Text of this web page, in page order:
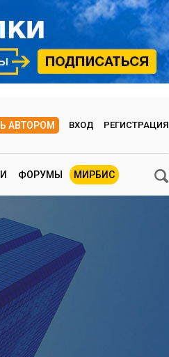
АВТОРОМ ВХОД РЕГИСТРАЦИЯ
ФОРУМЫ МИРБИС